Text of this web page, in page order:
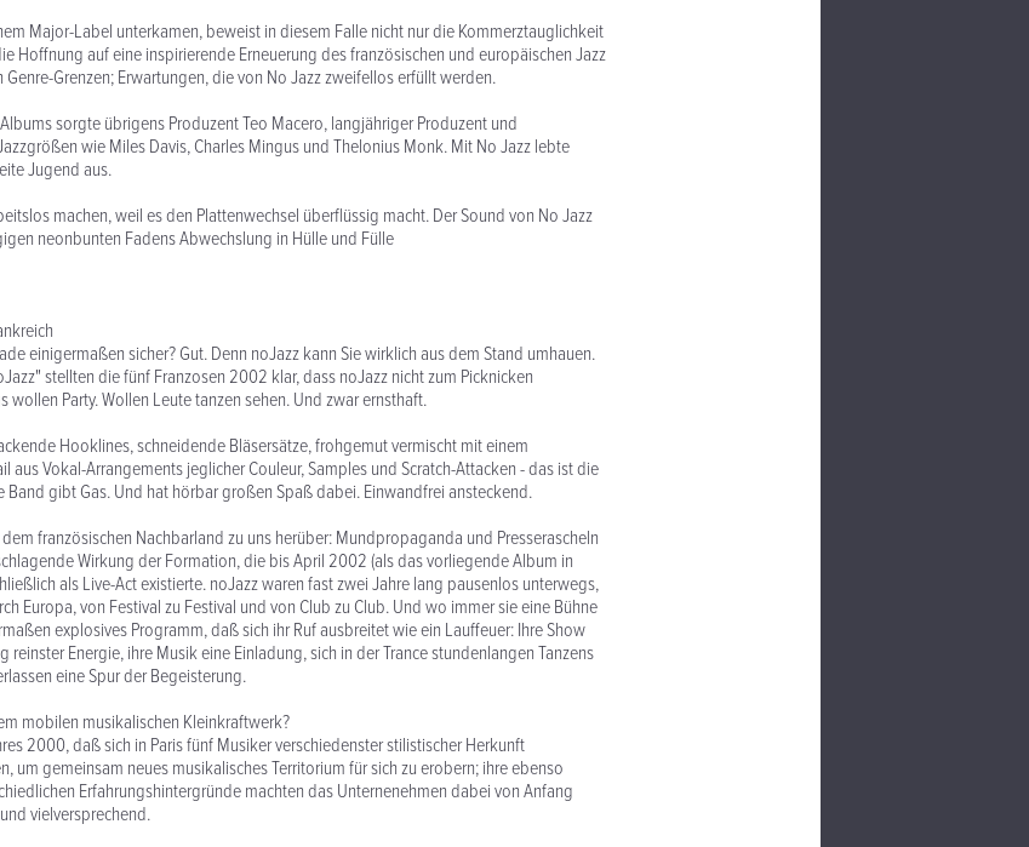
Major-Label unterkamen, beweist in diesem Falle nicht nur die Kommerztauglichkeit
Hoffnung auf eine inspirierende Erneuerung des französischen und europäischen Jazz
Grenzen; Erwartungen, die von No Jazz zweifellos erfüllt werden.
sorgte übrigens Produzent Teo Macero, langjähriger Produzent und
wie Miles Davis, Charles Mingus und Thelonius Monk. Mit No Jazz lebte
Jugend aus.
machen, weil es den Plattenwechsel überflüssig macht. Der Sound von No Jazz
neonbunten Fadens Abwechslung in Hülle und Fülle
einigermaßen sicher? Gut. Denn noJazz kann Sie wirklich aus dem Stand umhauen.
stellten die fünf Franzosen 2002 klar, dass noJazz nicht zum Picknicken
wollen Party. Wollen Leute tanzen sehen. Und zwar ernsthaft.
Hooklines, schneidende Bläsersätze, frohgemut vermischt mit einem
aus Vokal-Arrangements jeglicher Couleur, Samples und Scratch-Attacken - das ist die
Band gibt Gas. Und hat hörbar großen Spaß dabei. Einwandfrei ansteckend.
französischen Nachbarland zu uns herüber: Mundpropaganda und Presserascheln
Wirkung der Formation, die bis April 2002 (als das vorliegende Album in
als Live-Act existierte. noJazz waren fast zwei Jahre lang pausenlos unterwegs,
Europa, von Festival zu Festival und von Club zu Club. Und wo immer sie eine Bühne
explosives Programm, daß sich ihr Ruf ausbreitet wie ein Lauffeuer: Ihre Show
reinster Energie, ihre Musik eine Einladung, sich in der Trance stundenlangen Tanzens
eine Spur der Begeisterung.
mobilen musikalischen Kleinkraftwerk?
2000, daß sich in Paris fünf Musiker verschiedenster stilistischer Herkunft
um gemeinsam neues musikalisches Territorium für sich zu erobern; ihre ebenso
Erfahrungshintergründe machten das Unternenehmen dabei von Anfang
vielversprechend.